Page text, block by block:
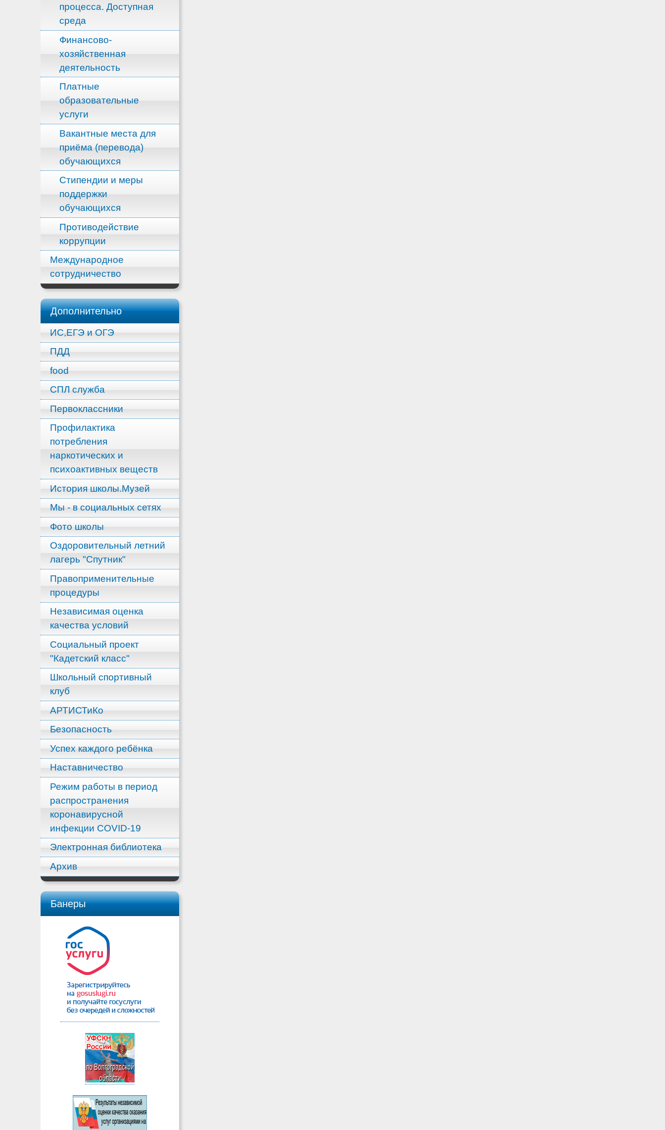
процесса. Доступная
среда
Финансово-
хозяйственная
деятельность
Платные
образовательные
услуги
Вакантные места для
приёма (перевода)
обучающихся
Стипендии и меры
поддержки
обучающихся
Противодействие
коррупции
Международное
сотрудничество
Дополнительно
ИС,ЕГЭ и ОГЭ
ПДД
food
СПЛ служба
Первоклассники
Профилактика
потребления
наркотических и
психоактивных веществ
История школы.Музей
Мы - в социальных сетях
Фото школы
Оздоровительный летний
лагерь "Спутник"
Правоприменительные
процедуры
Независимая оценка
качества условий
Социальный проект
"Кадетский класс"
Школьный спортивный
клуб
АРТИСТиКо
Безопасность
Успех каждого ребёнка
Наставничество
Режим работы в период
распространения
коронавирусной
инфекции COVID-19
Электронная библиотека
Архив
Банеры